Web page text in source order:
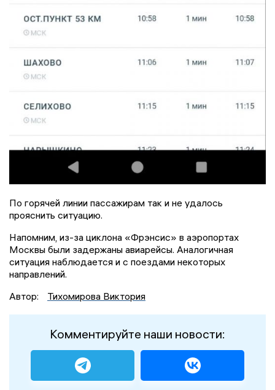
По горячей линии пассажирам так и не удалось
прояснить ситуацию.
Напомним, из-за циклона «Фрэнсис» в аэропортах
Москвы были задержаны авиарейсы. Аналогичная
ситуация наблюдается и с поездами некоторых
направлений.
Автор:
Тихомирова Виктория
Комментируйте наши новости: